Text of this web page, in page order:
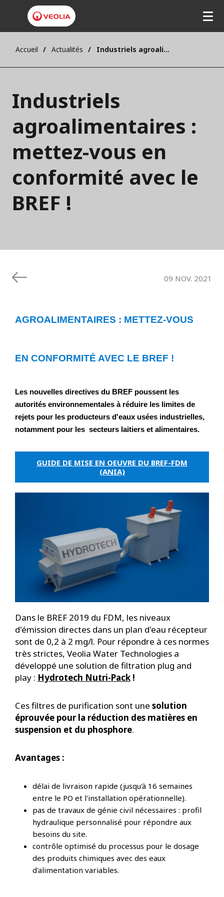
Accueil Actualités Industriels agroalimentaires : mettez-vous en conformité avec le BREF !
Industriels
agroalimentaires :
mettez-vous en
conformité avec le
BREF !
09 NOV. 2021
AGROALIMENTAIRES : METTEZ-VOUS
EN CONFORMITÉ AVEC LE BREF !
Les nouvelles directives du BREF poussent les
autorités environnementales à réduire les limites de
rejets pour les producteurs d'eaux usées industrielles,
notamment pour les  secteurs laitiers et alimentaires.
GUIDE DE MISE EN OEUVRE DU BREF-FDM
(ANIA)
Dans le BREF 2019 du FDM, les niveaux
d'émission directes dans un plan d'eau récepteur
sont de 0,2 à 2 mg/l. Pour répondre à ces normes
très strictes, Veolia Water Technologies a
développé une solution de filtration plug and
play : Hydrotech Nutri-Pack !
Ces filtres de purification sont une solution
éprouvée pour la réduction des matières en
suspension et du phosphore.
Avantages :
délai de livraison rapide (jusqu'à 16 semaines
entre le PO et l'installation opérationnelle).
pas de travaux de génie civil nécessaires : profil
hydraulique personnalisé pour répondre aux
besoins du site.
contrôle optimisé du processus pour le dosage
des produits chimiques avec des eaux
d'alimentation variables.